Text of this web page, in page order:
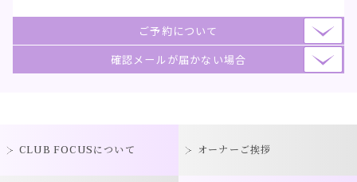
ご予約について
確認メールが届かない場合
CLUB FOCUSについて オーナーご挨拶